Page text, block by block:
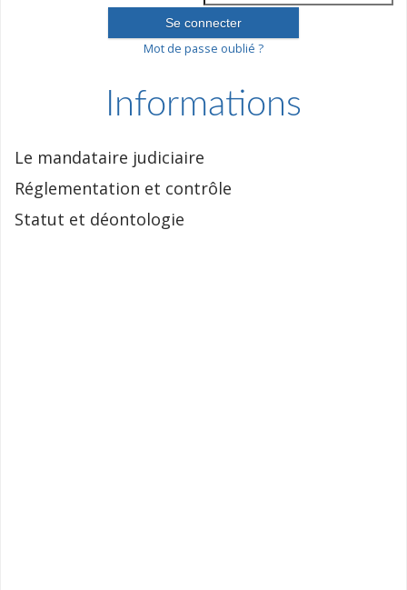
Mot de passe oublié ?
Informations
Le mandataire judiciaire
Réglementation et contrôle
Statut et déontologie